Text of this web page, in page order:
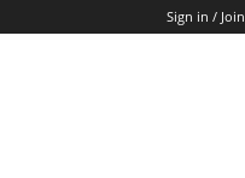
Sign in / Join